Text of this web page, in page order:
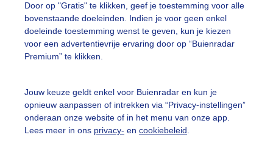
Door op "Gratis" te klikken, geef je toestemming voor alle
bovenstaande doeleinden. Indien je voor geen enkel
doeleinde toestemming wenst te geven, kun je kiezen
voor een advertentievrije ervaring door op “Buienradar
Premium” te klikken.
Jouw keuze geldt enkel voor Buienradar en kun je
opnieuw aanpassen of intrekken via “Privacy-instellingen”
onderaan onze website of in het menu van onze app.
Lees meer in ons privacy- en cookiebeleid
Vuurtoren Narcissen
slideshow